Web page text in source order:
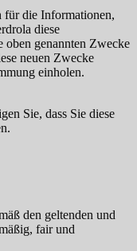
für die Informationen,
diese
genannten Zwecke
neuen Zwecke
einholen.
Sie, dass Sie diese
den geltenden und
fair und